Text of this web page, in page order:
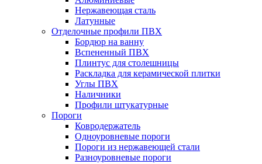
Нержавеющая сталь
Латунные
Отделочные профили ПВХ
Бордюр на ванну
Вспененный ПВХ
Плинтус для столешницы
Раскладка для керамической плитки
Углы ПВХ
Наличники
Профили штукатурные
Пороги
Ковродержатель
Одноуровневые пороги
Пороги из нержавеющей стали
Разноуровневые пороги